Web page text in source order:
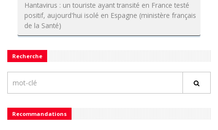
Hantavirus : un touriste ayant transité en France testé
positif, aujourd'hui isolé en Espagne (ministère français
de la Santé)
Recherche
Recommandations